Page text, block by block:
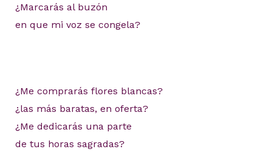
¿Marcarás al buzón
en que mi voz se congela?
¿Me comprarás flores blancas?
¿las más baratas, en oferta?
¿Me dedicarás una parte
de tus horas sagradas?